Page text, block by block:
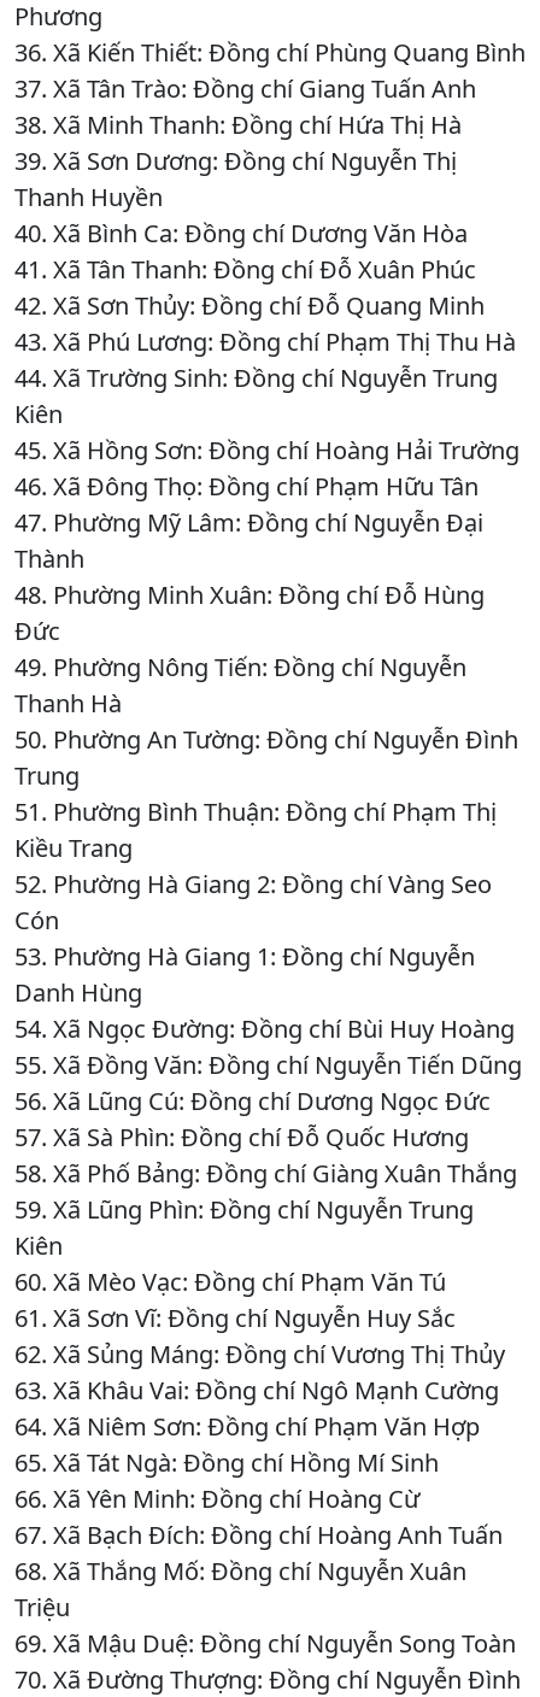
Phương
36. Xã Kiến Thiết: Đồng chí Phùng Quang Bình
37. Xã Tân Trào: Đồng chí Giang Tuấn Anh
38. Xã Minh Thanh: Đồng chí Hứa Thị Hà
39. Xã Sơn Dương: Đồng chí Nguyễn Thị
Thanh Huyền
40. Xã Bình Ca: Đồng chí Dương Văn Hòa
41. Xã Tân Thanh: Đồng chí Đỗ Xuân Phúc
42. Xã Sơn Thủy: Đồng chí Đỗ Quang Minh
43. Xã Phú Lương: Đồng chí Phạm Thị Thu Hà
44. Xã Trường Sinh: Đồng chí Nguyễn Trung
Kiên
45. Xã Hồng Sơn: Đồng chí Hoàng Hải Trường
46. Xã Đông Thọ: Đồng chí Phạm Hữu Tân
47. Phường Mỹ Lâm: Đồng chí Nguyễn Đại
Thành
48. Phường Minh Xuân: Đồng chí Đỗ Hùng
Đức
49. Phường Nông Tiến: Đồng chí Nguyễn
Thanh Hà
50. Phường An Tường: Đồng chí Nguyễn Đình
Trung
51. Phường Bình Thuận: Đồng chí Phạm Thị
Kiều Trang
52. Phường Hà Giang 2: Đồng chí Vàng Seo
Cón
53. Phường Hà Giang 1: Đồng chí Nguyễn
Danh Hùng
54. Xã Ngọc Đường: Đồng chí Bùi Huy Hoàng
55. Xã Đồng Văn: Đồng chí Nguyễn Tiến Dũng
56. Xã Lũng Cú: Đồng chí Dương Ngọc Đức
57. Xã Sà Phìn: Đồng chí Đỗ Quốc Hương
58. Xã Phố Bảng: Đồng chí Giàng Xuân Thắng
59. Xã Lũng Phìn: Đồng chí Nguyễn Trung
Kiên
60. Xã Mèo Vạc: Đồng chí Phạm Văn Tú
61. Xã Sơn Vĩ: Đồng chí Nguyễn Huy Sắc
62. Xã Sủng Máng: Đồng chí Vương Thị Thủy
63. Xã Khâu Vai: Đồng chí Ngô Mạnh Cường
64. Xã Niêm Sơn: Đồng chí Phạm Văn Hợp
65. Xã Tát Ngà: Đồng chí Hồng Mí Sinh
66. Xã Yên Minh: Đồng chí Hoàng Cừ
67. Xã Bạch Đích: Đồng chí Hoàng Anh Tuấn
68. Xã Thắng Mố: Đồng chí Nguyễn Xuân
Triệu
69. Xã Mậu Duệ: Đồng chí Nguyễn Song Toàn
70. Xã Đường Thượng: Đồng chí Nguyễn Đình